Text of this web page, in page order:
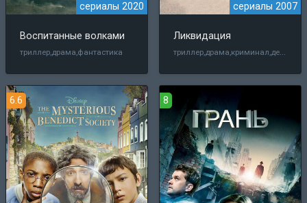
сериалы 2020
Воспитанные волками
триллер,драма,фантастика
сериалы 2007
Ликвидация
триллер,драма,криминал,детектив
6.6 8